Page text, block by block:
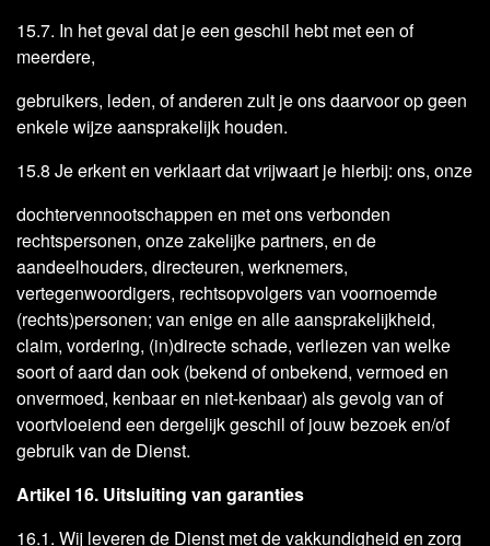
15.7. In het geval dat je een geschil hebt met een of
meerdere,
gebruikers, leden, of anderen zult je ons daarvoor op geen
enkele wijze aansprakelijk houden.
15.8 Je erkent en verklaart dat vrijwaart je hierbij: ons, onze
dochtervennootschappen en met ons verbonden
rechtspersonen, onze zakelijke partners, en de
aandeelhouders, directeuren, werknemers,
vertegenwoordigers, rechtsopvolgers van voornoemde
(rechts)personen; van enige en alle aansprakelijkheid,
claim, vordering, (in)directe schade, verliezen van welke
soort of aard dan ook (bekend of onbekend, vermoed en
onvermoed, kenbaar en niet-kenbaar) als gevolg van of
voortvloeiend een dergelijk geschil of jouw bezoek en/of
gebruik van de Dienst.
Artikel 16. Uitsluiting van garanties
16.1. Wij leveren de Dienst met de vakkundigheid en zorg